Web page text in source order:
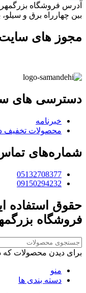
آدرس فروشگاه
بین چهارراه برق و سیلو،
مجوز های
دسترسی های
خبرنامه
محصولات تخفیف
شماره‌های
05132708377
09150294232
حقوق استفاده
فروشگاه
برای دیدن محصولات که
منو
دسته بندی ها